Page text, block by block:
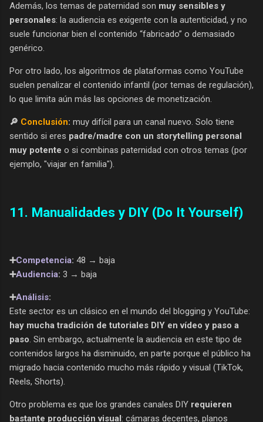
Además, los temas de paternidad son muy sensibles y
personales: la audiencia es exigente con la autenticidad, y no
suele funcionar bien el contenido “fabricado” o demasiado
genérico.
Por otro lado, los algoritmos de plataformas como YouTube
suelen penalizar el contenido infantil (por temas de regulación),
lo que limita aún más las opciones de monetización.
🔎 Conclusión: muy difícil para un canal nuevo. Solo tiene
sentido si eres padre/madre con un storytelling personal
muy potente o si combinas paternidad con otros temas (por
ejemplo, "viajar en familia").
11. Manualidades y DIY (Do It Yourself)
➕Competencia: 48 → baja
➕Audiencia: 3 → baja
➕Análisis:
Este sector es un clásico en el mundo del blogging y YouTube:
hay mucha tradición de tutoriales DIY en vídeo y paso a
paso. Sin embargo, actualmente la audiencia en este tipo de
contenidos largos ha disminuido, en parte porque el público ha
migrado hacia contenido mucho más rápido y visual (TikTok,
Reels, Shorts).
Otro problema es que los grandes canales DIY requieren
bastante producción visual: cámaras decentes, planos